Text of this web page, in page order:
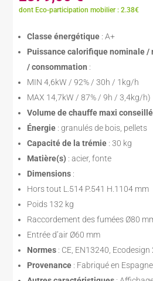
dont Eco-participation mobilier : 2.38€
Classe énergétique : A+
Puissance calorifique nominale /
/ consommation :
MIN 4,6kW / 92% / 30h / 1kg/h
MAX 14,7kW / 87% / 9h / 3,4kg/h)
Volume de chauffe maxi conseillé
Énergie : granulés de bois, pellets
Capacité de la trémie : 30 kg
Matière(s) : acier, fonte
Dimensions :
Hors tout L.514 P.541 H.1104 mm
Poids 132 kg
Raccordement des fumées Ø80
Entrée d’air Ø60 mm
Normes : CE, EN13240, Ecodesign
Provenance : Fabriqué en Espagne